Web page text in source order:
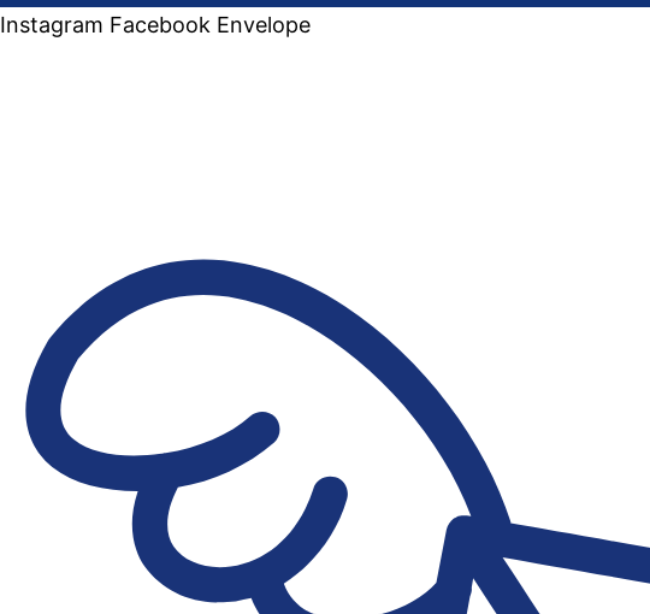
Instagram Facebook Envelope